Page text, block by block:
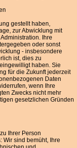
gestellt haben,
zur Abwicklung mit
Ihre
oder sonst
- insbesondere
ist, dies zu
haben. Sie
für die Zukunft jederzeit
Daten
wenn Ihre
Zwecks nicht mehr
gesetzlichen Gründen
Ihrer Person
Wir sind bemüht, Ihre